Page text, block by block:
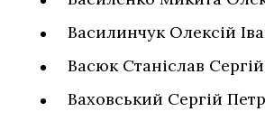
Василинчук Олексій
Васюк Станіслав
Ваховський Сергій